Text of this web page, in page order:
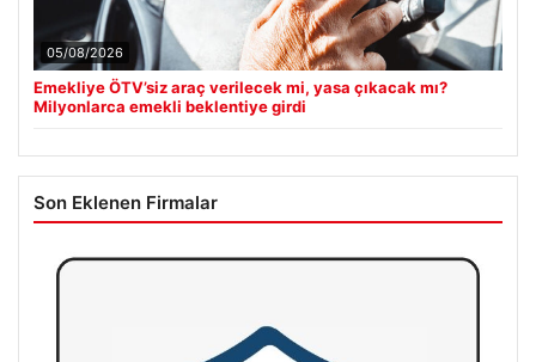
05/08/2026
Emekliye ÖTV’siz araç verilecek mi, yasa çıkacak mı?
Milyonlarca emekli beklentiye girdi
Son Eklenen Firmalar